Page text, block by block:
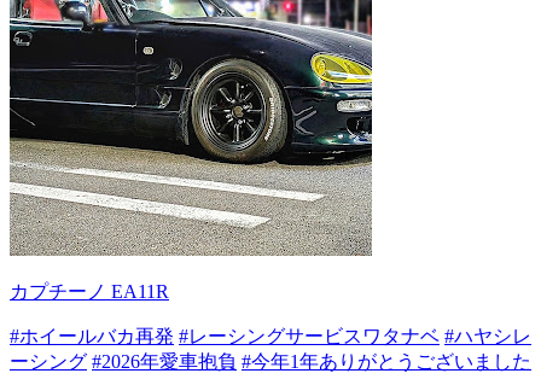
カプチーノ EA11R
#ホイールバカ再発 #レーシングサービスワタナベ #ハヤシレ
ーシング #2026年愛車抱負 #今年1年ありがとうございました